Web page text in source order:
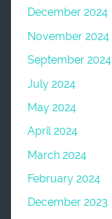
December 2024
November 2024
September 2024
July 2024
May 2024
April 2024
March 2024
February 2024
December 2023